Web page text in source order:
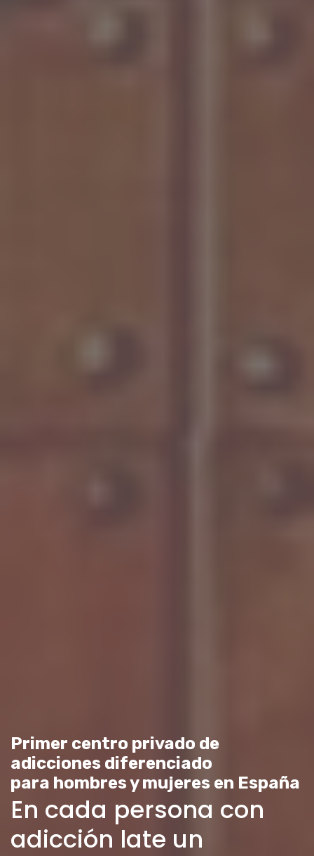
Primer centro privado de
adicciones diferenciado
para hombres y mujeres en España
En cada persona con
adicción late un